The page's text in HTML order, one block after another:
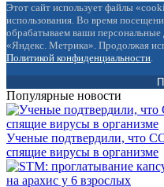
Этот сайт использует файлы
использования. Во время
обрабатываем ваши персональные
«Яндекс. Метрика». Продолжая
Политикой конфиденциальности
Популярные новости
Ученые подтвердили, что
спящие вирусы в организме